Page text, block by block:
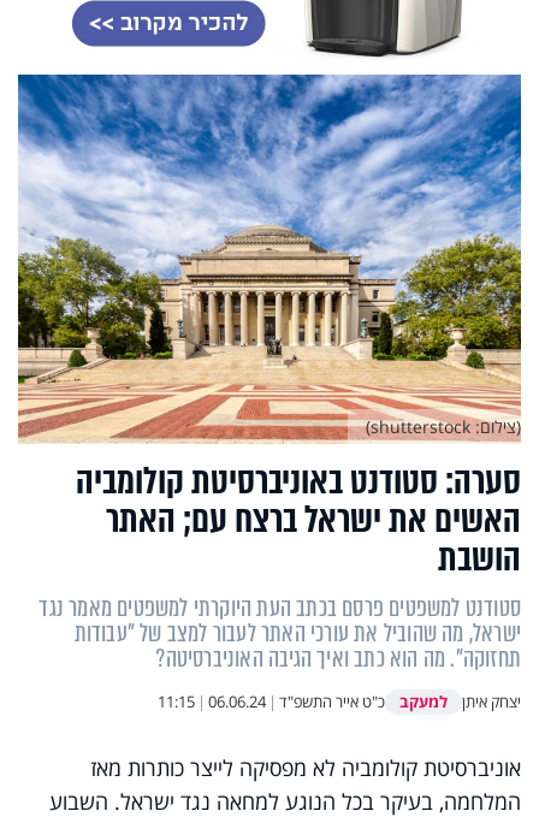
סערה: סטודנט באוניברסיטת קולומביה
האשים את ישראל ברצח עם; האתר
הושבת
סטודנט למשפטים פרסם בכתב העת היוקרתי למשפטים מאמר נגד
ישראל, מה שהוביל את עורכי האתר לעבור למצב של "עבודות
תחזוקה". מה הוא כתב ואיך הגיבה האוניברסיטה?
יצחק איתן למעקב כ"ט אייר התשפ"ד |
06.06.24
|
11:15
(צילום: shutterstock)
אוניברסיטת קולומביה לא מפסיקה לייצר כותרות מאז
המלחמה, בעיקר בכל הנוגע למחאה נגד ישראל. השבוע